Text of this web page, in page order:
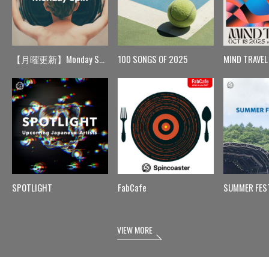
【月曜更新】Monday Spin
SPOTLIGHT
100 SONGS OF 2025
FabCafe
MIND TRAVEL
SUMMER
VIEW MORE